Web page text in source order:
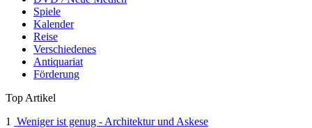
Spiele
Kalender
Reise
Verschiedenes
Antiquariat
Förderung
Top Artikel
1
Weniger ist genug - Architektur und Askese